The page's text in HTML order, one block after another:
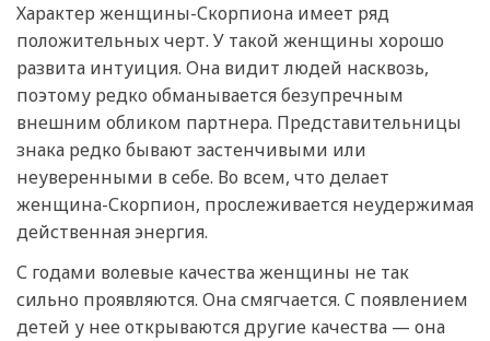
Характер женщины-Скорпиона имеет ряд
положительных черт. У такой женщины хорошо
развита интуиция. Она видит людей насквозь,
поэтому редко обманывается безупречным
внешним обликом партнера. Представительницы
знака редко бывают застенчивыми или
неуверенными в себе. Во всем, что делает
женщина-Скорпион, прослеживается неудержимая
действенная энергия.
С годами волевые качества женщины не так
сильно проявляются. Она смягчается. С появлением
детей у нее открываются другие качества — она